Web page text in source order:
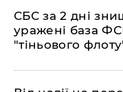
​СБС за 2 дні
уражені база
"тіньового